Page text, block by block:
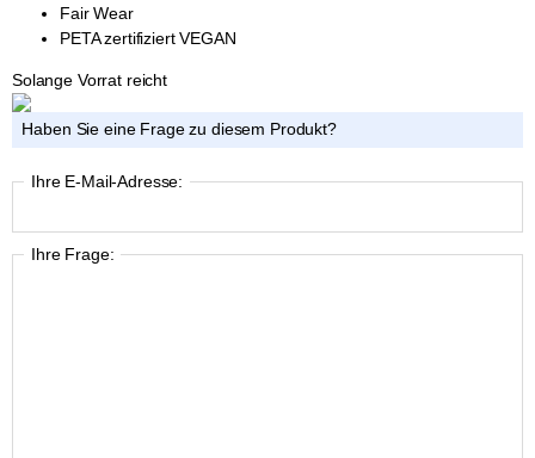
Fair Wear
PETA zertifiziert VEGAN
Solange Vorrat reicht
Haben Sie eine Frage zu diesem Produkt?
Ihre E-Mail-Adresse:
Ihre Frage: